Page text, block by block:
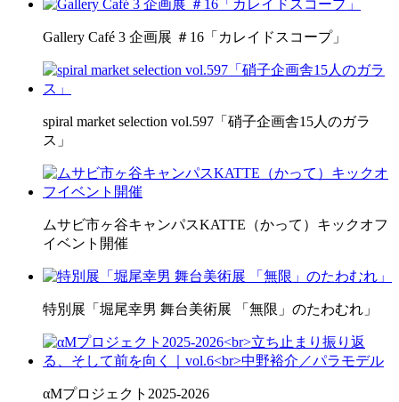
Gallery Café 3 企画展 ＃16「カレイドスコープ」
spiral market selection vol.597「硝子企画舎15人のガラ
ス」
ムサビ市ヶ谷キャンパスKATTE（かって）キックオフ
イベント開催
特別展「堀尾幸男 舞台美術展 「無限」のたわむれ」
αMプロジェクト2025-2026